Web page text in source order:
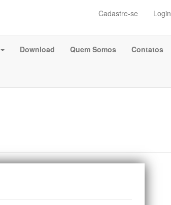
Cadastre-se Login
Download Quem Somos Contatos